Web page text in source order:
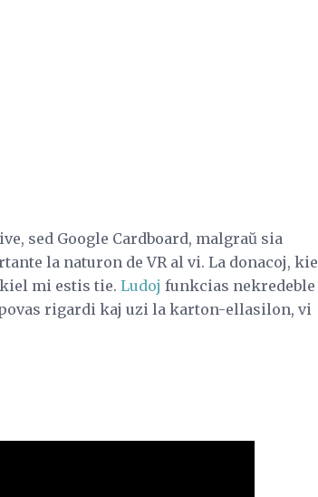
sed Google Cardboard, malgraŭ sia
la naturon de VR al vi. La donacoj, kie
mi estis tie. Ludoj funkcias nekredeble
rigardi kaj uzi la karton-ellasilon, vi